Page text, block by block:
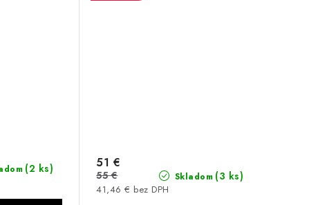
(2 ks)
Skladom (3 ks)
41,46 € bez DPH
51 €
55 €